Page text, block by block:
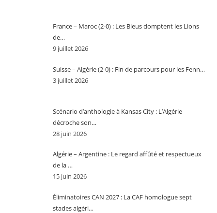
France – Maroc (2-0) : Les Bleus domptent les Lions
de…
9 juillet 2026
Suisse – Algérie (2-0) : Fin de parcours pour les Fenn…
3 juillet 2026
Scénario d’anthologie à Kansas City : L’Algérie
décroche son…
28 juin 2026
Algérie – Argentine : Le regard affûté et respectueux
de la …
15 juin 2026
Éliminatoires CAN 2027 : La CAF homologue sept
stades algéri…